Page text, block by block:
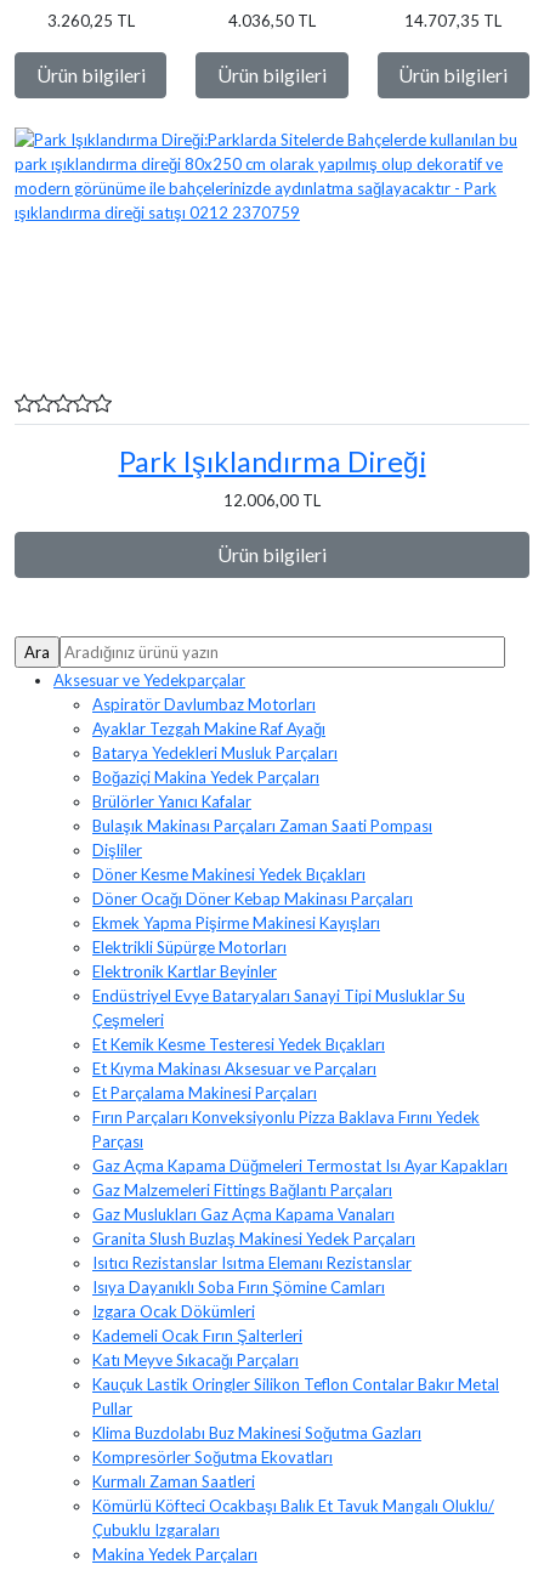
3.260,25 TL
Ürün bilgileri
4.036,50 TL
Ürün bilgileri
14.707,35 TL
Ürün bilgileri
Park Işıklandırma Direği
12.006,00 TL
Ürün bilgileri
Aksesuar ve Yedekparçalar
Aspiratör Davlumbaz Motorları
Ayaklar Tezgah Makine Raf Ayağı
Batarya Yedekleri Musluk Parçaları
Boğaziçi Makina Yedek Parçaları
Brülörler Yanıcı Kafalar
Bulaşık Makinası Parçaları Zaman Saati Pompası
Dişliler
Döner Kesme Makinesi Yedek Bıçakları
Döner Ocağı Döner Kebap Makinası Parçaları
Ekmek Yapma Pişirme Makinesi Kayışları
Elektrikli Süpürge Motorları
Elektronik Kartlar Beyinler
Endüstriyel Evye Bataryaları Sanayi Tipi Musluklar Su
Çeşmeleri
Et Kemik Kesme Testeresi Yedek Bıçakları
Et Kıyma Makinası Aksesuar ve Parçaları
Et Parçalama Makinesi Parçaları
Fırın Parçaları Konveksiyonlu Pizza Baklava Fırını Yedek
Parçası
Gaz Açma Kapama Düğmeleri Termostat Isı Ayar Kapakları
Gaz Malzemeleri Fittings Bağlantı Parçaları
Gaz Muslukları Gaz Açma Kapama Vanaları
Granita Slush Buzlaş Makinesi Yedek Parçaları
Isıtıcı Rezistanslar Isıtma Elemanı Rezistanslar
Isıya Dayanıklı Soba Fırın Şömine Camları
Izgara Ocak Dökümleri
Kademeli Ocak Fırın Şalterleri
Katı Meyve Sıkacağı Parçaları
Kauçuk Lastik Oringler Silikon Teflon Contalar Bakır Metal
Pullar
Klima Buzdolabı Buz Makinesi Soğutma Gazları
Kompresörler Soğutma Ekovatları
Kurmalı Zaman Saatleri
Kömürlü Köfteci Ocakbaşı Balık Et Tavuk Mangalı Oluklu/
Çubuklu Izgaraları
Makina Yedek Parçaları